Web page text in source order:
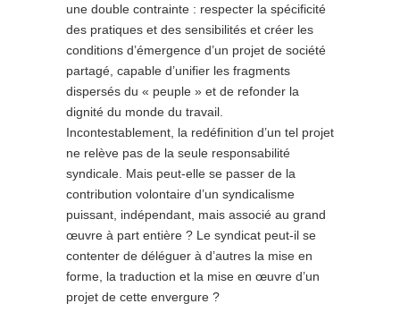
une double contrainte : respecter la spécificité
des pratiques et des sensibilités et créer les
conditions d’émergence d’un projet de société
partagé, capable d’unifier les fragments
dispersés du « peuple » et de refonder la
dignité du monde du travail.
Incontestablement, la redéfinition d’un tel projet
ne relève pas de la seule responsabilité
syndicale. Mais peut-elle se passer de la
contribution volontaire d’un syndicalisme
puissant, indépendant, mais associé au grand
œuvre à part entière ? Le syndicat peut-il se
contenter de déléguer à d’autres la mise en
forme, la traduction et la mise en œuvre d’un
projet de cette envergure ?